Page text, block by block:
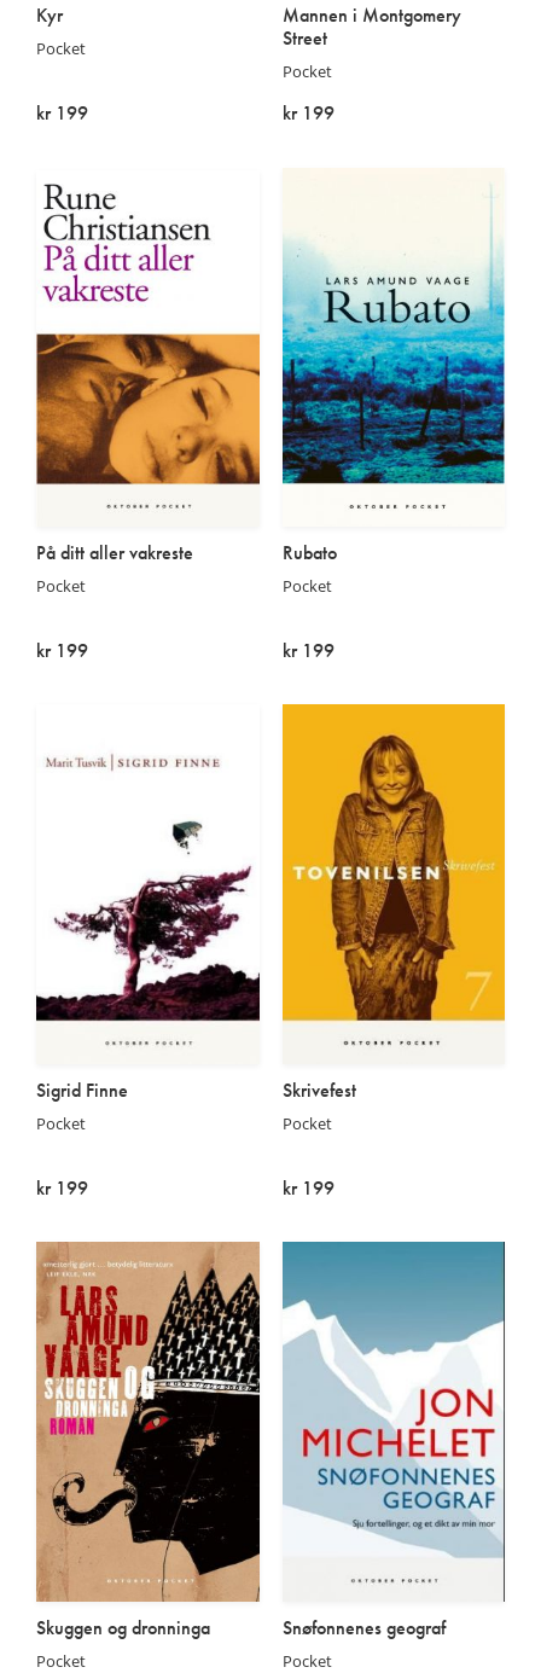
Kyr
Pocket
kr 199
Mannen i Montgomery
Street
Pocket
kr 199
På ditt aller vakreste
Pocket
kr 199
Rubato
Pocket
kr 199
Sigrid Finne
Pocket
kr 199
Skrivefest
Pocket
kr 199
Skuggen og dronninga
Pocket
Snøfonnenes geograf
Pocket